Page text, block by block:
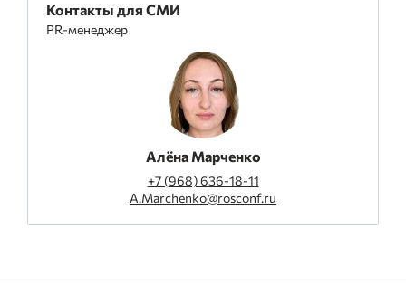
Контакты для СМИ
PR-менеджер
Алёна Марченко
+7 (968) 636-18-11
A.Marchenko@rosconf.ru